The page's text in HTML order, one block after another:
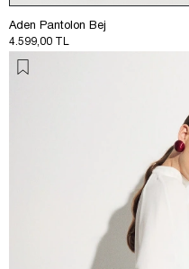
Aden Pantolon Bej
4.599,00 TL